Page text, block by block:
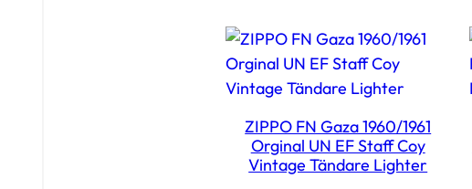
ZIPPO FN Gaza 1960/1961
Orginal UN EF Staff Coy
Vintage Tändare Lighter